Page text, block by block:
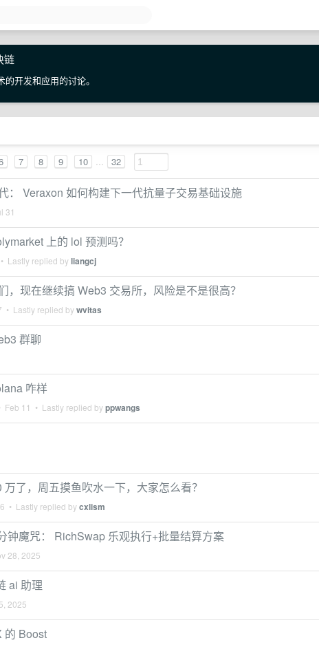
链
开发和应用的讨论。
7 8 9 10 ... 32
： Veraxon 如何构建下一代抗量子交易基础设施
31
上的 lol 预测吗？
• Lastly replied byliangcj
，现在继续搞 Web3 交易所，风险是不是很高？
• Lastly replied bywvitas
群聊
咋样
Feb 11 • Lastly replied byppwangs
万了，周五摸鱼吹水一下，大家怎么看？
• Lastly replied bycxlism
钟魔咒： RichSwap 乐观执行+批量结算方案
28, 2025
ai 助理
2025
的 Boost